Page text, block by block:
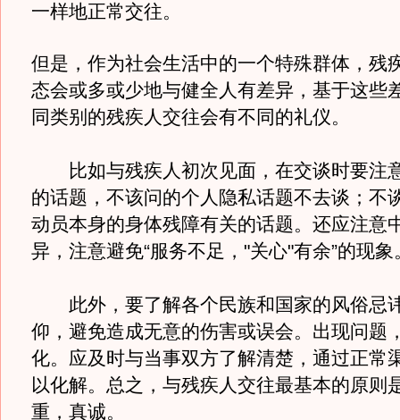
一样地正常交往。
但是，作为社会生活中的一个特殊群体，残
态会或多或少地与健全人有差异，基于这些
同类别的残疾人交往会有不同的礼仪。
比如与残疾人初次见面，在交谈时要注
的话题，不该问的个人隐私话题不去谈；不
动员本身的身体残障有关的话题。还应注意
异，注意避免“服务不足，"关心"有余”的现象
此外，要了解各个民族和国家的风俗忌
仰，避免造成无意的伤害或误会。出现问题
化。应及时与当事双方了解清楚，通过正常
以化解。总之，与残疾人交往最基本的原则
重，真诚。